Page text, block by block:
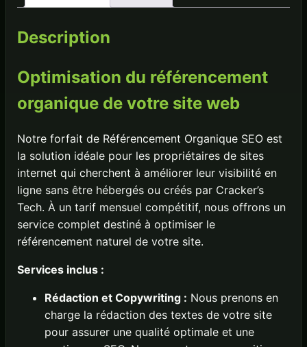
Description
Optimisation du référencement
organique de votre site web
Notre forfait de Référencement Organique SEO est
la solution idéale pour les propriétaires de sites
internet qui cherchent à améliorer leur visibilité en
ligne sans être hébergés ou créés par Cracker’s
Tech. À un tarif mensuel compétitif, nous offrons un
service complet destiné à optimiser le
référencement naturel de votre site.
Services inclus :
Rédaction et Copywriting : Nous prenons en
charge la rédaction des textes de votre site
pour assurer une qualité optimale et une